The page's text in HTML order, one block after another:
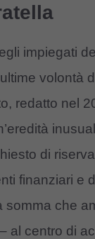
impiegati
volontà
redatto nel
di
finanziari e
somma che
al centro di